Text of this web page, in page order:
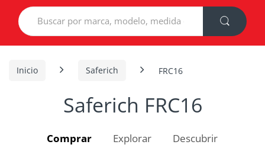
Search
for:
Inicio Saferich FRC16
Saferich FRC16
Comprar Explorar Descubrir